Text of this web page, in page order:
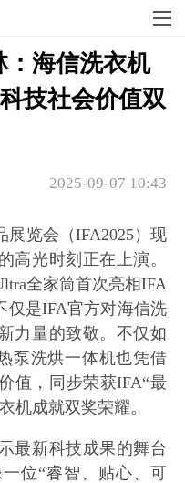
：海信洗衣机
技社会价值双
2025-09-07 10:43
展览会（IFA2025）现
高光时刻正在上演。
全家筒首次亮相IFA
仅是IFA官方对海信洗
力量的致敬。不仅如
泵洗烘一体机也凭借
值，同步荣获IFA“最
机成就双奖荣耀。
最新科技成果的舞台
位“睿智、贴心、可